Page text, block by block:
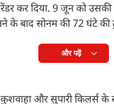
कर दिया. 9 जून को
बाद सोनम की 72 घंटे की
और पढ़ें
और सुपारी किलर्स के